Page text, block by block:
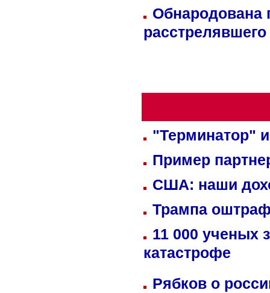
Обнародована
"Терминатор"
Пример
США: наши
Трампа
11 000 ученых
катастрофе
Рябков о